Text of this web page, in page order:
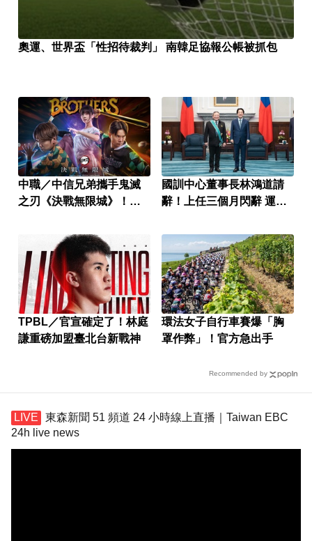
奧運、世界盃「性招待裁判」 南韓足協報公帳被抓包
中職／中信兄弟攜手鬼滅
之刃《決戰無限城》！門
國訓中心董事長林鴻道請
辭！上任三個月閃辭 運動
TPBL／官宣確定了！林庭
謙重磅加盟臺北台新戰神
環法女子自行車賽爆「胸
罩作弊」！官方急出手
Recommended by
東森新聞 51 頻道 24 小時線上直播｜Taiwan EBC
24h live news